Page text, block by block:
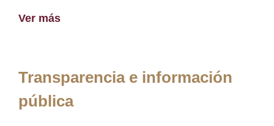
Ver más
Transparencia e información
pública